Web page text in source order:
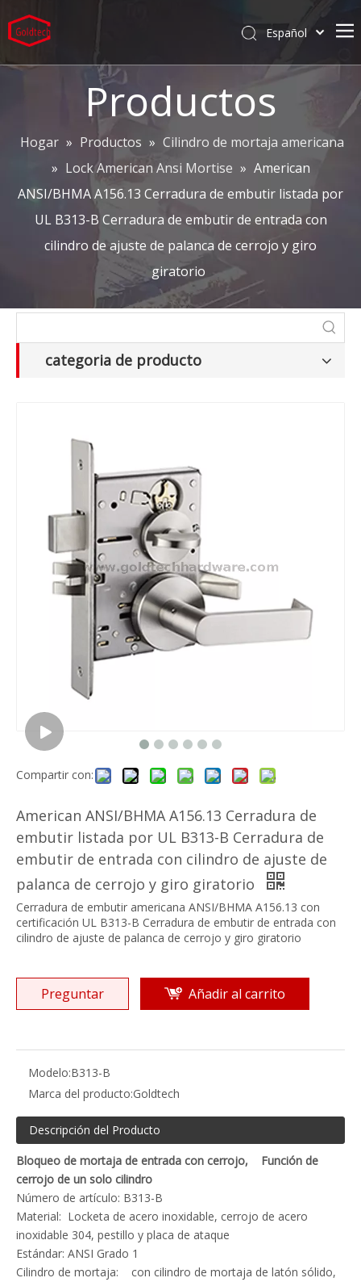
Servicios
Compañía
Proyectos
Caliente
Español
العربية
Pусский
Deutsch
Productos
Hogar » Productos » Cilindro de mortaja americana
» Lock American Ansi Mortise » American
ANSI/BHMA A156.13 Cerradura de embutir listada por
UL B313-B Cerradura de embutir de entrada con
cilindro de ajuste de palanca de cerrojo y giro
giratorio
categoria de producto
Compartir con:
American ANSI/BHMA A156.13 Cerradura de
embutir listada por UL B313-B Cerradura de
embutir de entrada con cilindro de ajuste de
palanca de cerrojo y giro giratorio
Cerradura de embutir americana ANSI/BHMA A156.13 con
certificación UL B313-B Cerradura de embutir de entrada con
cilindro de ajuste de palanca de cerrojo y giro giratorio
Preguntar Añadir al carrito
Modelo:B313-B
Marca del producto:Goldtech
Descripción del Producto
Bloqueo de mortaja de entrada con cerrojo, Función de
cerrojo de un solo cilindro
Número de artículo: B313-B
Material: Locketa de acero inoxidable, cerrojo de acero
inoxidable 304, pestillo y placa de ataque
Estándar: ANSI Grado 1
Cilindro de mortaja: con cilindro de mortaja de latón sólido,